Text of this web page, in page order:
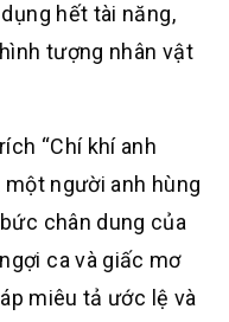
hết tài năng,
tượng nhân vật
“Chí khí anh
một người anh hùng
chân dung của
ca và giấc mơ
miêu tả ước lệ và